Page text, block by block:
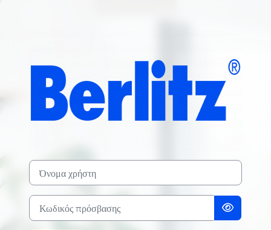
Όνομα χρήστη
Κωδικός πρόσβασης